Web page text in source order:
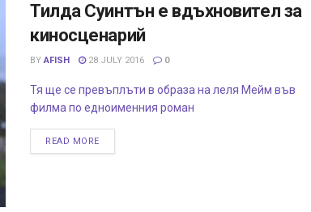
Тилда Суинтън е вдъхновител за
киносценарий
BY AFISH 28 JULY 2016 0
Тя ще се превъплъти в образа на леля Мейм във
филма по едноименния роман
READ MORE